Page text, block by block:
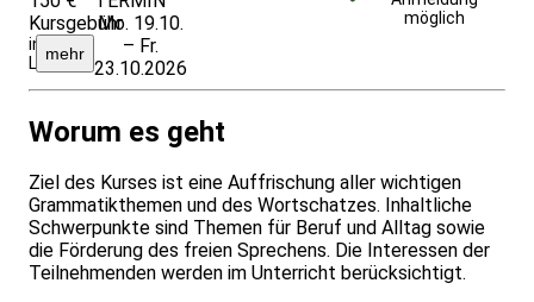
Kursgebühr
inkl.
Lehrmaterial
mehr
Mo. 19.10.
– Fr.
23.10.2026
möglich
Worum es geht
Ziel des Kurses ist eine Auffrischung aller wichtigen
Grammatikthemen und des Wortschatzes. Inhaltliche
Schwerpunkte sind Themen für Beruf und Alltag sowie
die Förderung des freien Sprechens. Die Interessen der
Teilnehmenden werden im Unterricht berücksichtigt.